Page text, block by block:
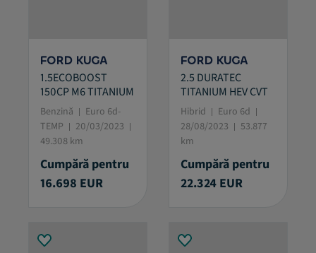
FORD KUGA
1.5ECOBOOST
150CP M6 TITANIUM
Benzină
Euro 6d-
TEMP
20/03/2023
49.308 km
Cumpără pentru
16.698 EUR
FORD KUGA
2.5 DURATEC
TITANIUM HEV CVT
Hibrid
Euro 6d
28/08/2023
53.877
km
Cumpără pentru
22.324 EUR